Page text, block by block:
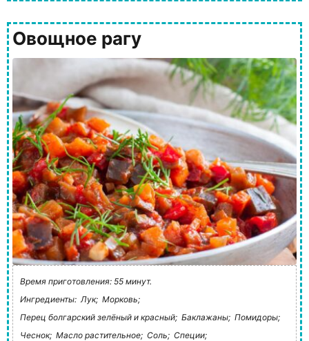
Овощное рагу
Время приготовления: 55 минут.
Ингредиенты: Лук; Морковь;
Перец болгарский зелёный и красный; Баклажаны; Помидоры;
Чеснок; Масло растительное; Соль; Специи;